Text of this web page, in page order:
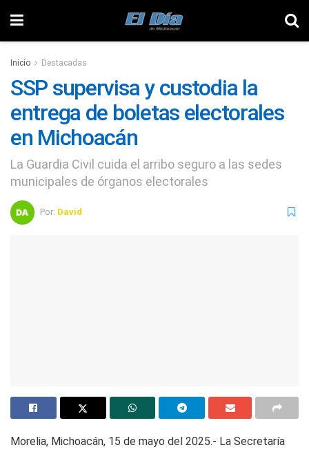
Inicio Destacadas
SSP supervisa y custodia la
entrega de boletas electorales
en Michoacán
La Guardia Civil cuida el arribo seguro a las sedes
municipales de órganos electorales
Por: David
Morelia, Michoacán, 15 de mayo del 2025.- La Secretaría